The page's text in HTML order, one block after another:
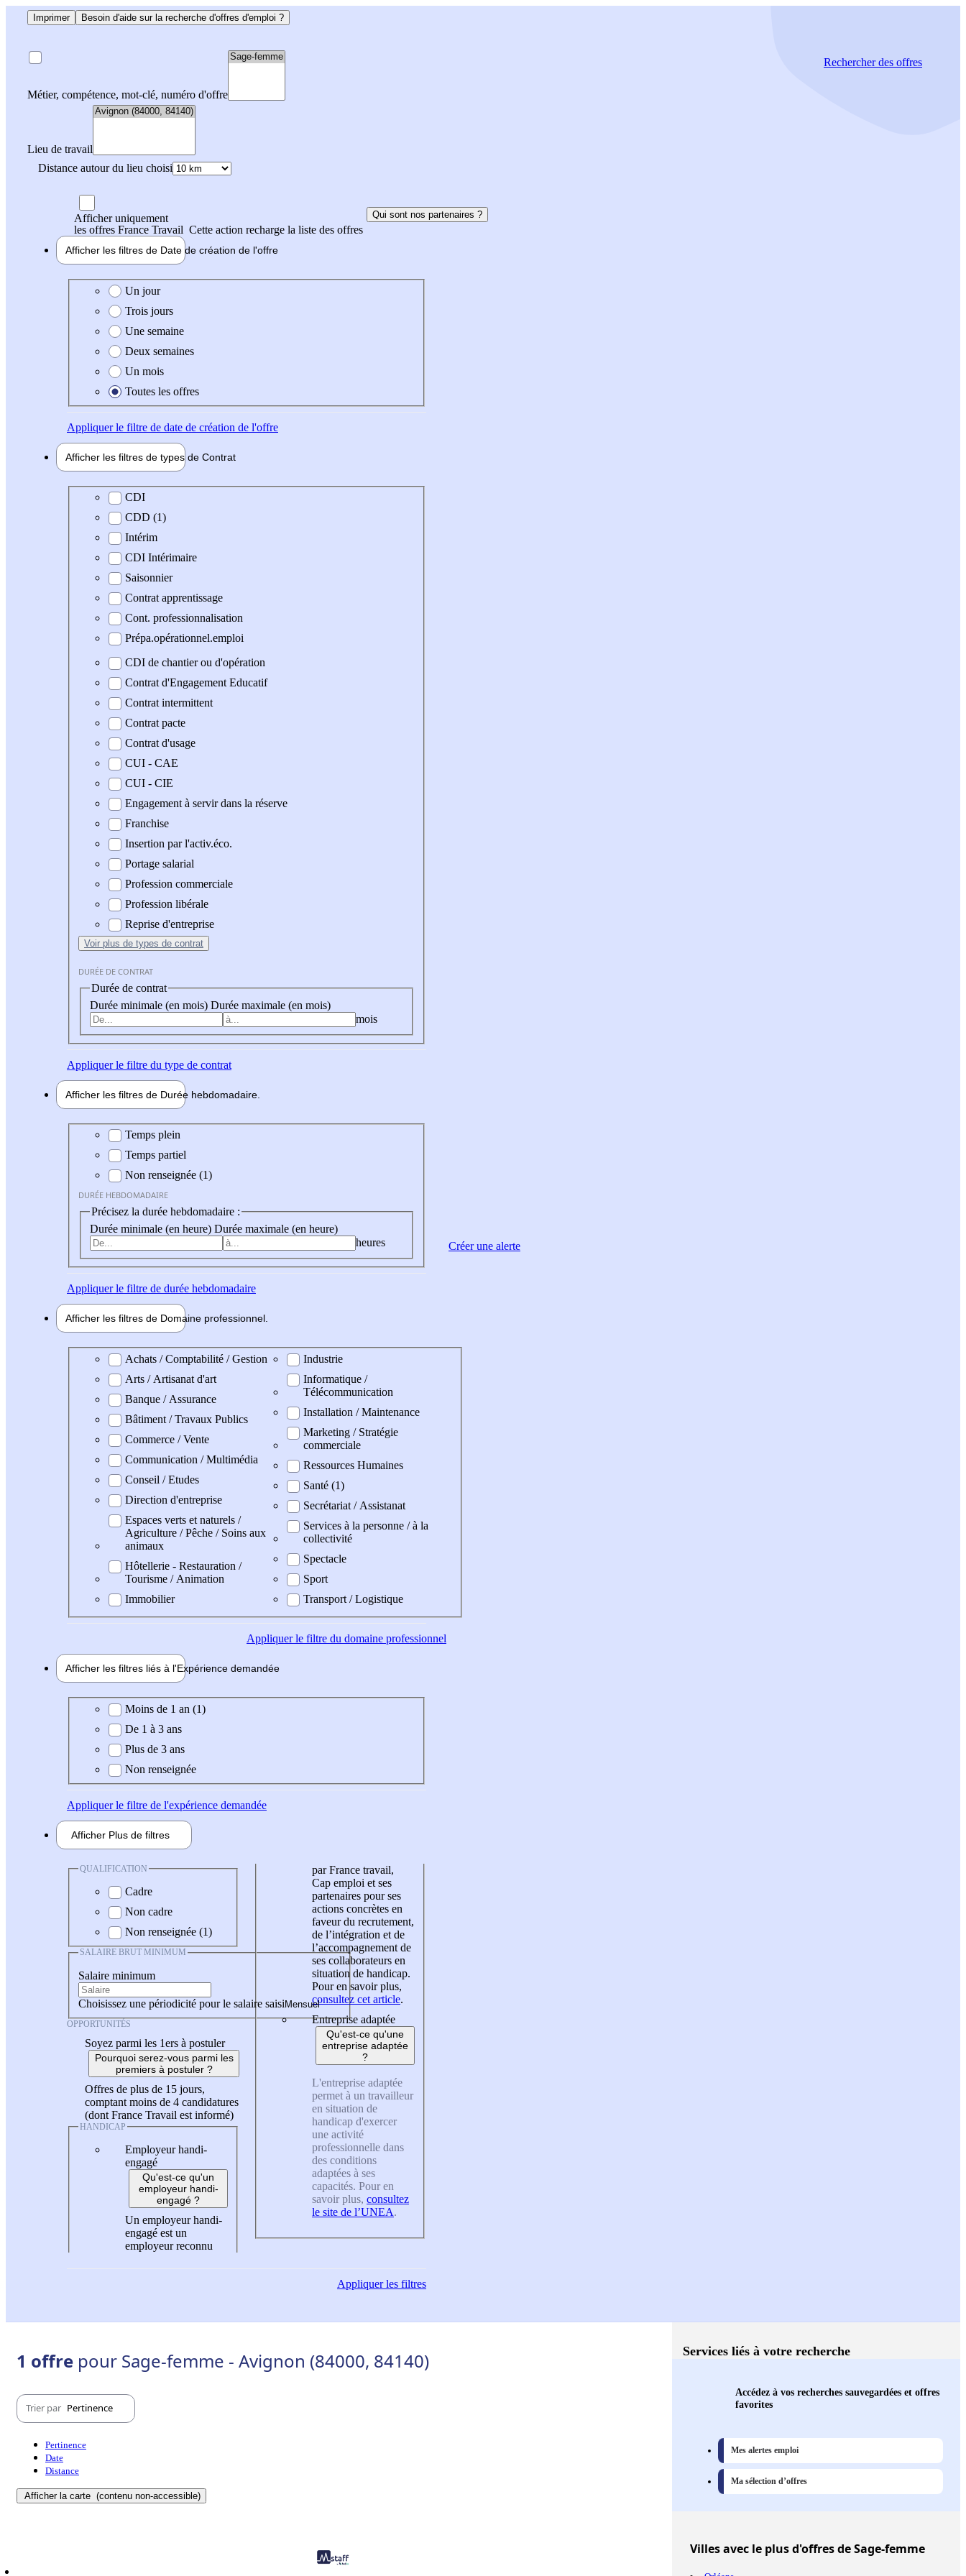
Imprimer Besoin d'aide sur la recherche d'offres d'emploi ?
Métier, compétence, mot-clé, numéro d'offre
Lieu de travail
Distance autour du lieu choisi
Rechercherdes offres
Afficher uniquement
les offres France Travail Cette action recharge la liste des offres
Qui sont nos partenaires ?
Afficher les filtres de Date de création de l'offre
Date de création de l'offre
Un jour
Trois jours
Une semaine
Deux semaines
Un mois
Toutes les offres
Appliquerle filtre de date de création de l'offre
Afficher les filtres de types de Contrat
Type de contrat
CDI
CDD (1)
Intérim
CDI Intérimaire
Saisonnier
Contrat apprentissage
Cont. professionnalisation
Prépa.opérationnel.emploi
CDI de chantier ou d'opération
Contrat d'Engagement Educatif
Contrat intermittent
Contrat pacte
Contrat d'usage
CUI - CAE
CUI - CIE
Engagement à servir dans la réserve
Franchise
Insertion par l'activ.éco.
Portage salarial
Profession commerciale
Profession libérale
Reprise d'entreprise
Voir plus de types de contrat
DURÉE DE CONTRAT
Durée de contrat
Durée minimale (en mois) Durée maximale (en mois)
mois
Appliquerle filtre du type de contrat
Afficher les filtres de Durée hebdomadaire
Durée hebdomadaire
Temps plein
Temps partiel
Non renseignée (1)
DURÉE HEBDOMADAIRE
Précisez la durée hebdomadaire :
Durée minimale (en heure) Durée maximale (en heure)
heures
Appliquerle filtre de durée hebdomadaire
Afficher les filtres de Domaine professionnel
Domaine professionel
Achats / Comptabilité / Gestion
Arts / Artisanat d'art
Banque / Assurance
Bâtiment / Travaux Publics
Commerce / Vente
Communication / Multimédia
Conseil / Etudes
Direction d'entreprise
Espaces verts et naturels /
Agriculture / Pêche / Soins aux
animaux
Hôtellerie - Restauration /
Tourisme / Animation
Immobilier
Industrie
Informatique /
Télécommunication
Installation / Maintenance
Marketing / Stratégie
commerciale
Ressources Humaines
Santé (1)
Secrétariat / Assistanat
Services à la personne / à la
collectivité
Spectacle
Sport
Transport / Logistique
Appliquerle filtre du domaine professionnel
Afficher les filtres liés à l'Expérience demandée
Expérience demandée
Moins de 1 an (1)
De 1 à 3 ans
Plus de 3 ans
Non renseignée
Appliquerle filtre de l'expérience demandée
Afficher Plus de filtres
QUALIFICATION
Cadre
Non cadre
Non renseignée (1)
SALAIRE BRUT MINIMUM
Salaire minimum
Choisissez une périodicité pour le salaire saisi
OPPORTUNITÉS
Soyez parmi les 1ers à postuler
Pourquoi serez-vous parmi les
premiers à postuler ?
Offres de plus de 15 jours,
comptant moins de 4 candidatures
(dont France Travail est informé)
HANDICAP
Employeur handi-
engagé
Qu'est-ce qu'un
employeur handi-
engagé ?
Un employeur handi-
engagé est un
employeur reconnu
par France travail,
Cap emploi et ses
partenaires pour ses
actions concrètes en
faveur du recrutement,
de l’intégration et de
l’accompagnement de
ses collaborateurs en
situation de handicap.
Pour en savoir plus,
consultez cet article.
Entreprise adaptée
Qu'est-ce qu'une
entreprise adaptée
?
L'entreprise adaptée
permet à un travailleur
en situation de
handicap d'exercer
une activité
professionnelle dans
des conditions
adaptées à ses
capacités. Pour en
savoir plus, consultez
le site de l’UNEA.
Appliquerles filtres
Créer une alerte
1 offre pour Sage-femme - Avignon (84000, 84140)
Trier par Pertinence
Pertinence
Date
Distance
Afficher la carte (contenu non-accessible)
Services liés à votre recherche
Accédez à vos recherches sauvegardées et offres
favorites
Mes alertes emploi
Ma sélection d’offres
Villesavec le plus d'offres de Sage-femme